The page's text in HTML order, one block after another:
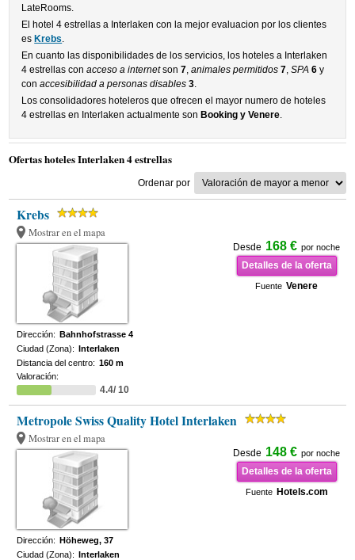
LateRooms.
El hotel 4 estrellas a Interlaken con la mejor evaluacion por los clientes
es Krebs.
En cuanto las disponibilidades de los servicios, los hoteles a Interlaken
4 estrellas conacceso a internetson7,animales permitidos 7,SPA 6 y
conaccesibilidad a personas disables 3.
Los consolidadores hoteleros que ofrecen el mayor numero de hoteles
4 estrellas en Interlaken actualmente son Booking y Venere.
Ofertas hoteles Interlaken 4 estrellas
Ordenar por
Krebs
Mostrar en el mapa
Desde 168 € por noche
Detalles de la oferta
Fuente Venere
Dirección: Bahnhofstrasse 4
Ciudad (Zona): Interlaken
Distancia del centro: 160 m
Valoración:
4.4/ 10
Metropole Swiss Quality Hotel Interlaken
Mostrar en el mapa
Desde 148 € por noche
Detalles de la oferta
Fuente Hotels.com
Dirección: Höheweg, 37
Ciudad (Zona): Interlaken